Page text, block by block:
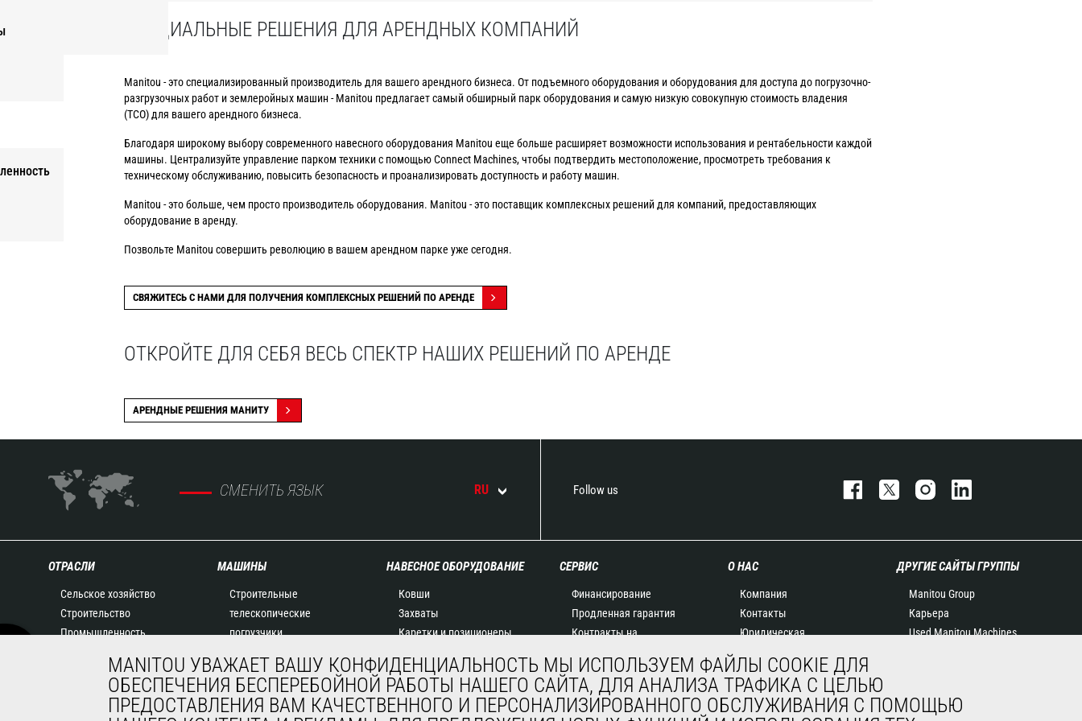
СПЕЦИАЛЬНЫЕ РЕШЕНИЯ ДЛЯ АРЕНДНЫХ КОМПАНИЙ
Manitou - это специализированный производитель для вашего арендного бизнеса. От подъемного оборудования и оборудования для доступа до погрузочно-
разгрузочных работ и землеройных машин - Manitou предлагает самый обширный парк оборудования и самую низкую совокупную стоимость владения
(TCO) для вашего арендного бизнеса.
Благодаря широкому выбору современного навесного оборудования Manitou еще больше расширяет возможности использования и рентабельности каждой
машины. Централизуйте управление парком техники с помощью Connect Machines, чтобы подтвердить местоположение, просмотреть требования к
техническому обслуживанию, повысить безопасность и проанализировать доступность и работу машин.
Manitou - это больше, чем просто производитель оборудования. Manitou - это поставщик комплексных решений для компаний, предоставляющих
оборудование в аренду.
Позвольте Manitou совершить революцию в вашем арендном парке уже сегодня.
СВЯЖИТЕСЬ С НАМИ ДЛЯ ПОЛУЧЕНИЯ КОМПЛЕКСНЫХ РЕШЕНИЙ ПО АРЕНДЕ
ОТКРОЙТЕ ДЛЯ СЕБЯ ВЕСЬ СПЕКТР НАШИХ РЕШЕНИЙ ПО АРЕНДЕ
АРЕНДНЫЕ РЕШЕНИЯ МАНИТУ
СМЕНИТЬ ЯЗЫК RU Follow us
ОТРАСЛИ
Сельское хозяйство
Строительство
Промышленность
Окружающая среда
МАШИНЫ
Строительные
телескопические
погрузчики
телескопические
погрузчики
Телескопические
НАВЕСНОЕ ОБОРУДОВАНИЕ
Ковши
Захваты
Каретки и позиционеры
Краны-балки и краны
Платформы
Бункеры
СЕРВИС
Финансирование
Продленная гарантия
Контракты на
обслуживание
Запасные части
Система удаленного
О НАС
Компания
Контакты
Юридическая
Мероприятия
Новости
История
ДРУГИЕ САЙТЫ ГРУППЫ
Manitou Group
Карьера
Used Manitou Machines
Edge
MANITOU УВАЖАЕТ ВАШУ КОНФИДЕНЦИАЛЬНОСТЬ МЫ ИСПОЛЬЗУЕМ ФАЙЛЫ COOKIE ДЛЯ
ОБЕСПЕЧЕНИЯ БЕСПЕРЕБОЙНОЙ РАБОТЫ НАШЕГО САЙТА, ДЛЯ АНАЛИЗА ТРАФИКА С ЦЕЛЬЮ
ПРЕДОСТАВЛЕНИЯ ВАМ КАЧЕСТВЕННОГО И ПЕРСОНАЛИЗИРОВАННОГО ОБСЛУЖИВАНИЯ С ПОМОЩЬЮ